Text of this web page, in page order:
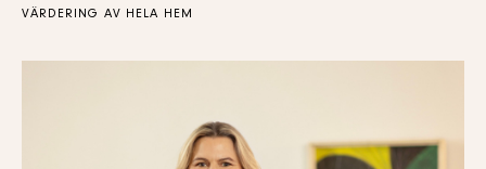
VÄRDERING AV HELA HEM